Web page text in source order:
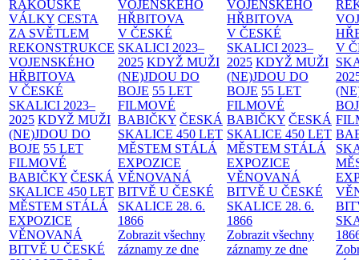
RAKOUSKÉ
VÁLKY CESTA
ZA SVĚTLEM
REKONSTRUKCE
VOJENSKÉHO
HŘBITOVA
V ČESKÉ
SKALICI 2023–
2025 KDYŽ MUŽI
(NE)JDOU DO
BOJE 55 LET
FILMOVÉ
BABIČKY ČESKÁ
SKALICE 450 LET
MĚSTEM STÁLÁ
EXPOZICE
VĚNOVANÁ
BITVĚ U ČESKÉ
VOJENSKÉHO
HŘBITOVA
V ČESKÉ
SKALICI 2023–
2025 KDYŽ MUŽI
(NE)JDOU DO
BOJE 55 LET
FILMOVÉ
BABIČKY ČESKÁ
SKALICE 450 LET
MĚSTEM STÁLÁ
EXPOZICE
VĚNOVANÁ
BITVĚ U ČESKÉ
SKALICE 28. 6.
1866
Zobrazit všechny
záznamy ze dne
VOJENSKÉHO
HŘBITOVA
V ČESKÉ
SKALICI 2023–
2025 KDYŽ MUŽI
(NE)JDOU DO
BOJE 55 LET
FILMOVÉ
BABIČKY ČESKÁ
SKALICE 450 LET
MĚSTEM STÁLÁ
EXPOZICE
VĚNOVANÁ
BITVĚ U ČESKÉ
SKALICE 28. 6.
1866
Zobrazit všechny
záznamy ze dne
V